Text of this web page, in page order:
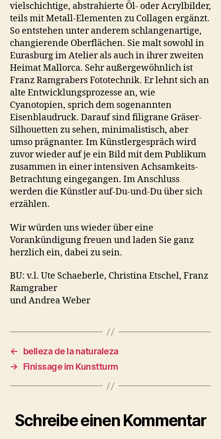
vielschichtige, abstrahierte Öl- oder Acrylbilder,
teils mit Metall-Elementen zu Collagen ergänzt.
So entstehen unter anderem schlangenartige,
changierende Oberflächen. Sie malt sowohl in
Eurasburg im Atelier als auch in ihrer zweiten
Heimat Mallorca. Sehr außergewöhnlich ist
Franz Ramgrabers Fototechnik. Er lehnt sich an
alte Entwicklungsprozesse an, wie
Cyanotopien, sprich dem sogenannten
Eisenblaudruck. Darauf sind filigrane Gräser-
Silhouetten zu sehen, minimalistisch, aber
umso prägnanter. Im Künstlergespräch wird
zuvor wieder auf je ein Bild mit dem Publikum
zusammen in einer intensiven Achsamkeits-
Betrachtung eingegangen. Im Anschluss
werden die Künstler auf-Du-und-Du über sich
erzählen.
Wir würden uns wieder über eine
Vorankündigung freuen und laden Sie ganz
herzlich ein, dabei zu sein.
BU: v.l. Ute Schaeberle, Christina Etschel, Franz
Ramgraber
und Andrea Weber
←
belleza de la naturaleza
→
Finissage im Kunstturm
Schreibe einen Kommentar